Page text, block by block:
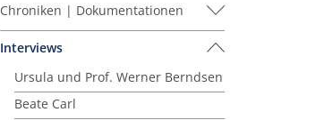
Chroniken | Dokumentationen
Interviews
Ursula und Prof. Werner Berndsen
Beate Carl